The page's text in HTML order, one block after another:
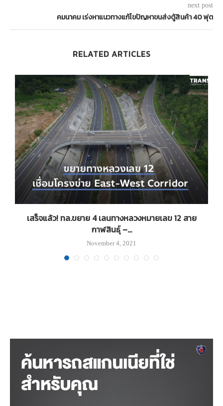
next post
คมนาคม เร่งหาแนวทางแก้ไขปัญหาขนส่งตู้สินค้า 40 ฟุต
RELATED ARTICLES
เสร็จแล้ว! ทล.ขยาย 4 เลนทางหลวงหมายเลข 12 สาย
กาฬสินธุ์ –...
November 4, 2021